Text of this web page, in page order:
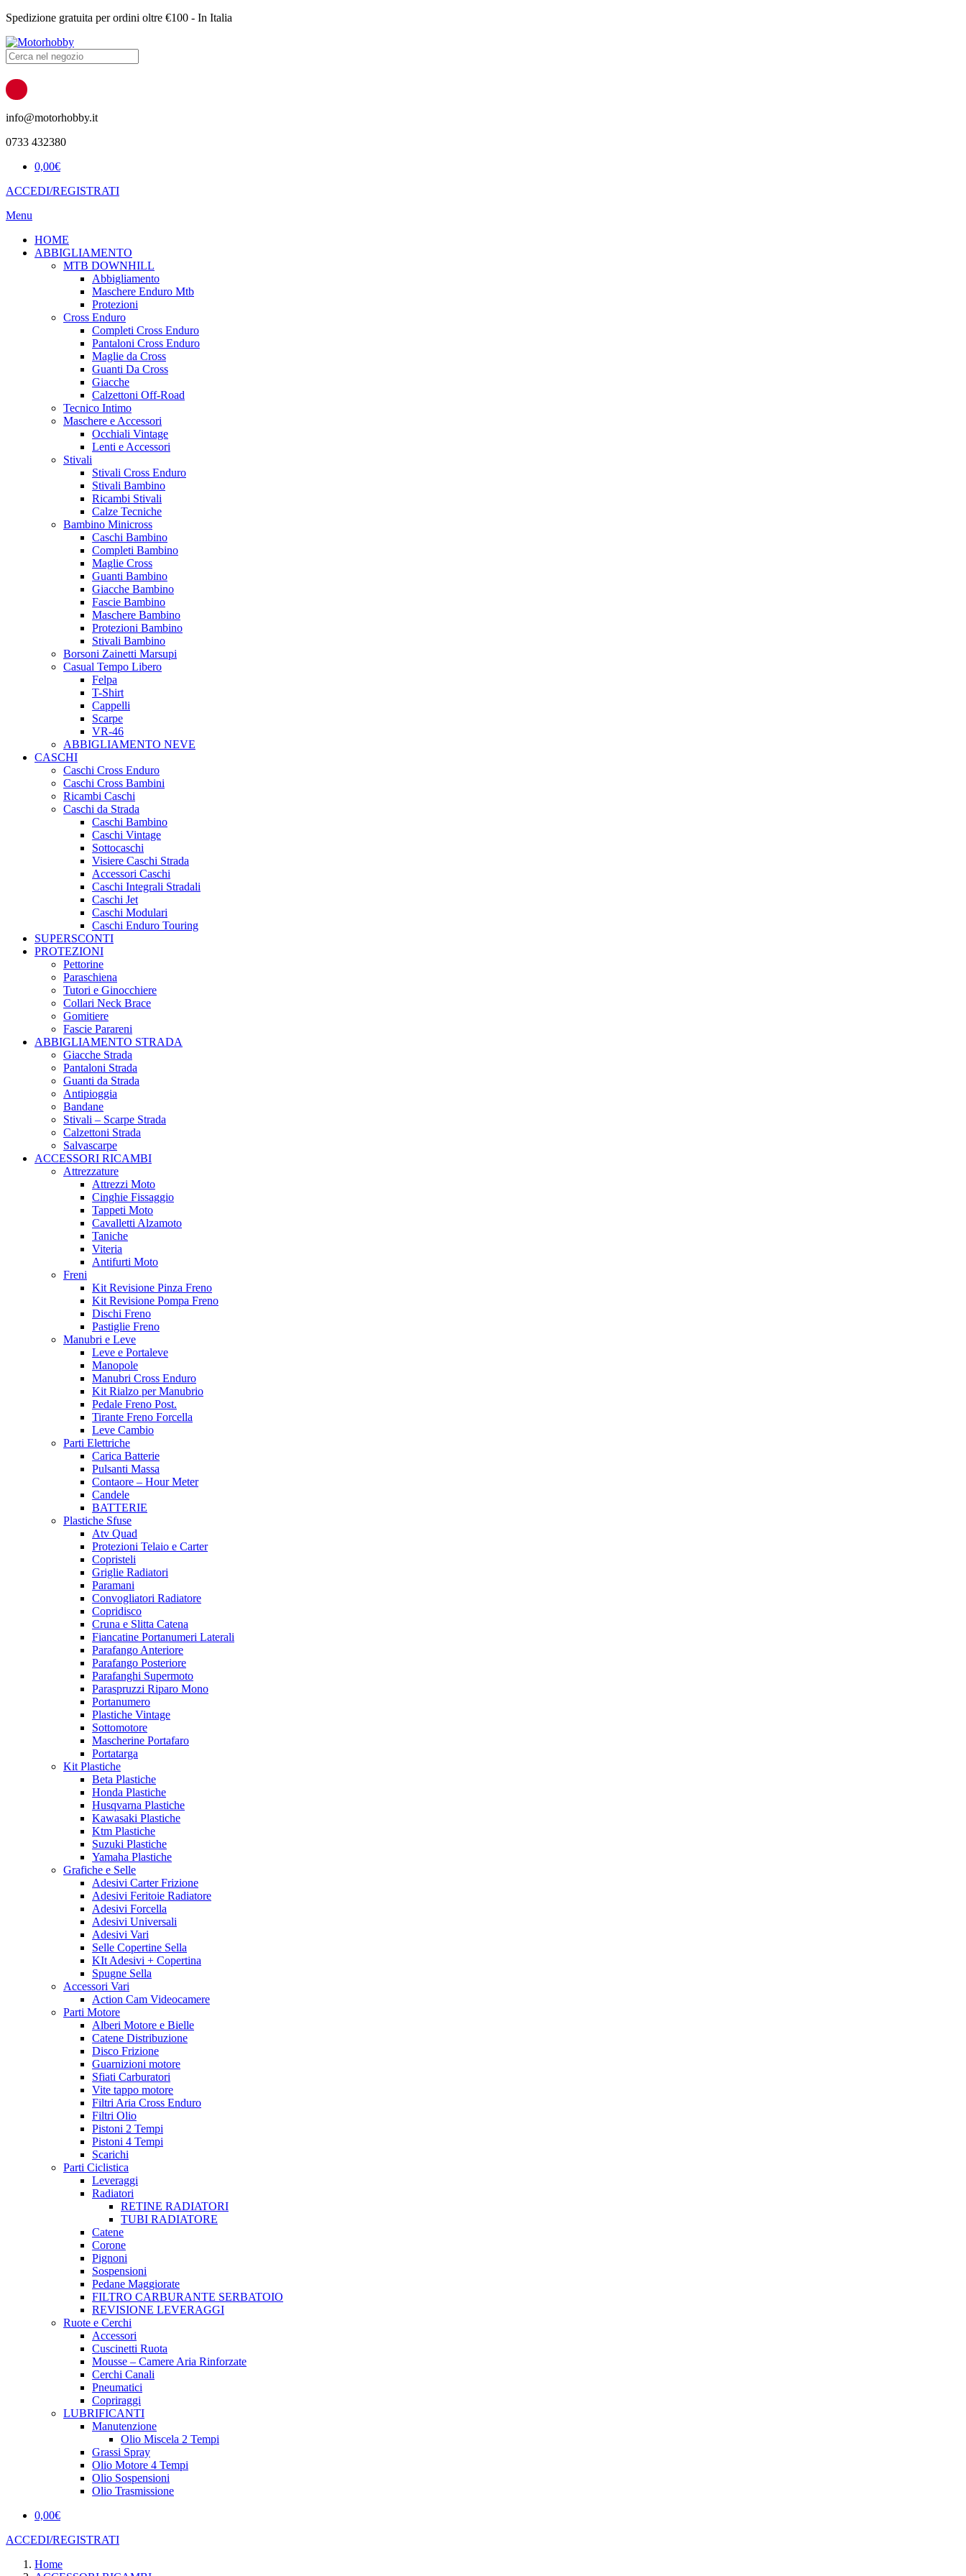
Spedizione gratuita per ordini oltre €100 - In Italia
Products
search
info@motorhobby.it
0733 432380
0,00€
ACCEDI/REGISTRATI
Menu
HOME
ABBIGLIAMENTO
MTB DOWNHILL
Abbigliamento
Maschere Enduro Mtb
Protezioni
Cross Enduro
Completi Cross Enduro
Pantaloni Cross Enduro
Maglie da Cross
Guanti Da Cross
Giacche
Calzettoni Off-Road
Tecnico Intimo
Maschere e Accessori
Occhiali Vintage
Lenti e Accessori
Stivali
Stivali Cross Enduro
Stivali Bambino
Ricambi Stivali
Calze Tecniche
Bambino Minicross
Caschi Bambino
Completi Bambino
Maglie Cross
Guanti Bambino
Giacche Bambino
Fascie Bambino
Maschere Bambino
Protezioni Bambino
Stivali Bambino
Borsoni Zainetti Marsupi
Casual Tempo Libero
Felpa
T-Shirt
Cappelli
Scarpe
VR-46
ABBIGLIAMENTO NEVE
CASCHI
Caschi Cross Enduro
Caschi Cross Bambini
Ricambi Caschi
Caschi da Strada
Caschi Bambino
Caschi Vintage
Sottocaschi
Visiere Caschi Strada
Accessori Caschi
Caschi Integrali Stradali
Caschi Jet
Caschi Modulari
Caschi Enduro Touring
SUPERSCONTI
PROTEZIONI
Pettorine
Paraschiena
Tutori e Ginocchiere
Collari Neck Brace
Gomitiere
Fascie Parareni
ABBIGLIAMENTO STRADA
Giacche Strada
Pantaloni Strada
Guanti da Strada
Antipioggia
Bandane
Stivali – Scarpe Strada
Calzettoni Strada
Salvascarpe
ACCESSORI RICAMBI
Attrezzature
Attrezzi Moto
Cinghie Fissaggio
Tappeti Moto
Cavalletti Alzamoto
Taniche
Viteria
Antifurti Moto
Freni
Kit Revisione Pinza Freno
Kit Revisione Pompa Freno
Dischi Freno
Pastiglie Freno
Manubri e Leve
Leve e Portaleve
Manopole
Manubri Cross Enduro
Kit Rialzo per Manubrio
Pedale Freno Post.
Tirante Freno Forcella
Leve Cambio
Parti Elettriche
Carica Batterie
Pulsanti Massa
Contaore – Hour Meter
Candele
BATTERIE
Plastiche Sfuse
Atv Quad
Protezioni Telaio e Carter
Copristeli
Griglie Radiatori
Paramani
Convogliatori Radiatore
Copridisco
Cruna e Slitta Catena
Fiancatine Portanumeri Laterali
Parafango Anteriore
Parafango Posteriore
Parafanghi Supermoto
Paraspruzzi Riparo Mono
Portanumero
Plastiche Vintage
Sottomotore
Mascherine Portafaro
Portatarga
Kit Plastiche
Beta Plastiche
Honda Plastiche
Husqvarna Plastiche
Kawasaki Plastiche
Ktm Plastiche
Suzuki Plastiche
Yamaha Plastiche
Grafiche e Selle
Adesivi Carter Frizione
Adesivi Feritoie Radiatore
Adesivi Forcella
Adesivi Universali
Adesivi Vari
Selle Copertine Sella
KIt Adesivi + Copertina
Spugne Sella
Accessori Vari
Action Cam Videocamere
Parti Motore
Alberi Motore e Bielle
Catene Distribuzione
Disco Frizione
Guarnizioni motore
Sfiati Carburatori
Vite tappo motore
Filtri Aria Cross Enduro
Filtri Olio
Pistoni 2 Tempi
Pistoni 4 Tempi
Scarichi
Parti Ciclistica
Leveraggi
Radiatori
RETINE RADIATORI
TUBI RADIATORE
Catene
Corone
Pignoni
Sospensioni
Pedane Maggiorate
FILTRO CARBURANTE SERBATOIO
REVISIONE LEVERAGGI
Ruote e Cerchi
Accessori
Cuscinetti Ruota
Mousse – Camere Aria Rinforzate
Cerchi Canali
Pneumatici
Copriraggi
LUBRIFICANTI
Manutenzione
Olio Miscela 2 Tempi
Grassi Spray
Olio Motore 4 Tempi
Olio Sospensioni
Olio Trasmissione
0,00€
ACCEDI/REGISTRATI
Home